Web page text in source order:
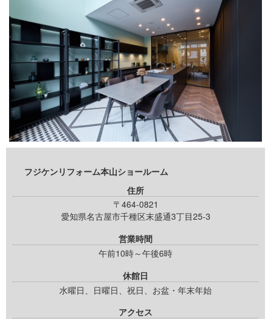
フジケンリフォーム本山ショールーム
住所
〒464-0821
愛知県名古屋市千種区末盛通3丁目25-3
営業時間
午前10時～午後6時
休館日
水曜日、日曜日、祝日、お盆・年末年始
アクセス